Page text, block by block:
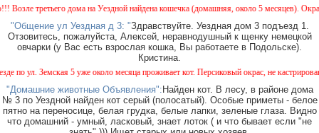
третьего дома на Уездной найдена кошечка (домашняя, около 5 месяцев). Окрас -
"Общение ул Уездная д 3: "Здравствуйте. Уездная дом 3 подъезд 1.
Отзовитесь, пожалуйста, Алексей, неравнодушный к щенку немецкой
овчарки (у Вас есть взрослая кошка, Вы работаете в Подольске).
Кристина.
Земская 5 уже около месяца проживает кот. Персиковый окрас, не кастрирован,
"Домашние животные Объявления":Найден кот. В лесу, в районе дома
№ 3 по Уездной найден кот серый (полосатый). Особые приметы - белое
пятно на переносице, белая грудка, белые лапки, зеленые глаза. Видно
что домашний - умный, ласковый, знает лоток ( и что бывает если "не